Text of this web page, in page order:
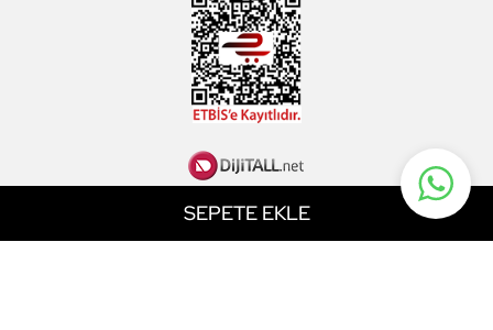
SEPETE EKLE